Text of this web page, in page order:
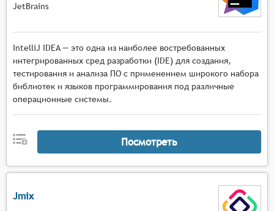
JetBrains
IntelliJ IDEA — это одна из наиболее востребованных
интегрированных сред разработки (IDE) для создания,
тестирования и анализа ПО с применением широкого набора
библиотек и языков программирования под различные
операционные системы.
Посмотреть
Jmix